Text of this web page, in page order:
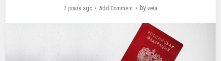
7 років ago Add Comment by veta